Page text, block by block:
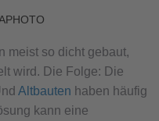
meist so dicht gebaut,
wird. Die Folge: Die
Altbauten haben häufig
kann eine